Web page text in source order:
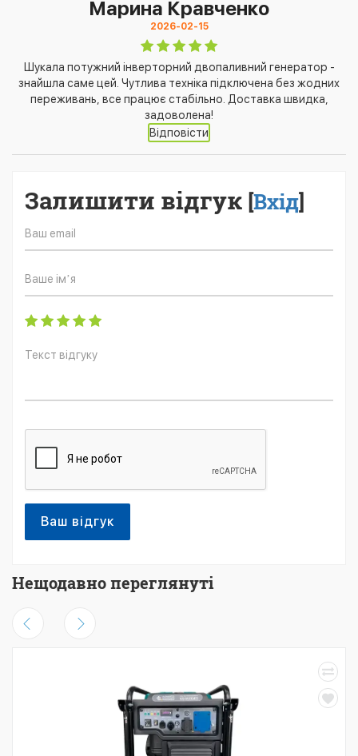
Марина Кравченко
2026-02-15
Шукала потужний інверторний двопаливний генератор -
знайшла саме цей. Чутлива техніка підключена без жодних
переживань, все працює стабільно. Доставка швидка,
задоволена!
Відповісти
Залишити відгук [Вхід]
Ваш відгук
Нещодавно переглянуті